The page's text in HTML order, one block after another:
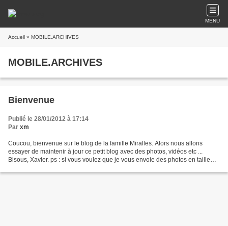
MENU
Accueil » MOBILE.ARCHIVES
MOBILE.ARCHIVES
Bienvenue
Publié le 28/01/2012 à 17:14
Par xm
Coucou, bienvenue sur le blog de la famille Miralles. Alors nous allons
essayer de maintenir à jour ce petit blog avec des photos, vidéos etc ...
Bisous, Xavier. ps : si vous voulez que je vous envoie des photos en taille